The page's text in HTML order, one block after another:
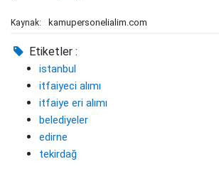
Kaynak: kamupersonelialim.com
Etiketler :
istanbul
itfaiyeci alımı
itfaiye eri alımı
belediyeler
edirne
tekirdağ